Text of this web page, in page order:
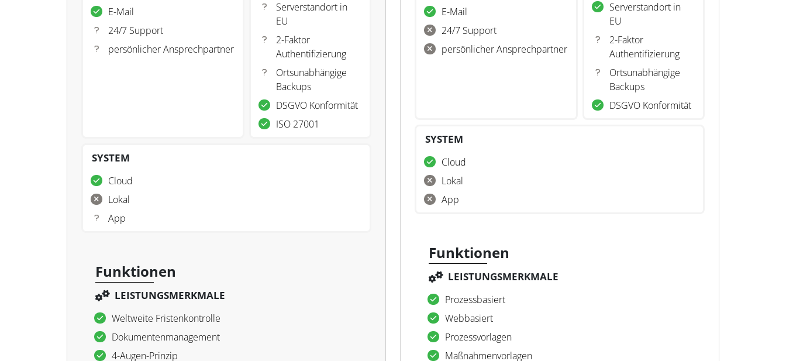
E-Mail
24/7 Support
persönlicher Ansprechpartner
Serverstandort in
EU
2-Faktor
Authentifizierung
Ortsunabhängige
Backups
DSGVO Konformität
ISO 27001
SYSTEM
Cloud
Lokal
App
Funktionen
LEISTUNGSMERKMALE
Weltweite Fristenkontrolle
Dokumentenmanagement
4-Augen-Prinzip
E-Mail
24/7 Support
persönlicher Ansprechpartner
Serverstandort in
EU
2-Faktor
Authentifizierung
Ortsunabhängige
Backups
DSGVO Konformität
SYSTEM
Cloud
Lokal
App
Funktionen
LEISTUNGSMERKMALE
Prozessbasiert
Webbasiert
Prozessvorlagen
Maßnahmenvorlagen